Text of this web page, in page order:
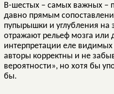
В-шестых – самых важных –
давно прямым
пупырышки и углубления на
отражают рельеф мозга или
интерпретации еле
авторы корректны и не
вероятности», но хотя бы
бы.